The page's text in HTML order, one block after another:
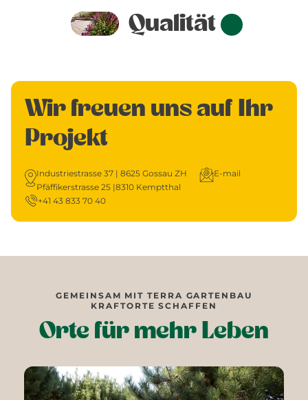
Qualität
Wir freuen uns auf Ihr
Projekt
Industriestrasse 37 | 8625 Gossau ZH
Pfäffikerstrasse 25 |8310 Kemptthal
E-mail
+41 43 833 70 40
GEMEINSAM MIT TERRA GARTENBAU
KRAFTORTE SCHAFFEN
Orte für mehr Leben